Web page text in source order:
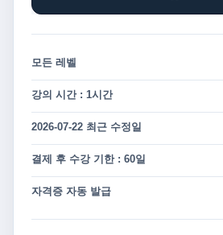
모든 레벨
강의 시간 : 1시간
2026-07-22 최근 수정일
결제 후 수강 기한 : 60일
자격증 자동 발급